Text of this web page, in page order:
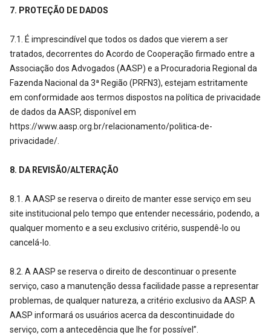
7. PROTEÇÃO DE DADOS
7.1. É imprescindível que todos os dados que vierem a ser
tratados, decorrentes do Acordo de Cooperação firmado entre a
Associação dos Advogados (AASP) e a Procuradoria Regional da
Fazenda Nacional da 3ª Região (PRFN3), estejam estritamente
em conformidade aos termos dispostos na política de privacidade
de dados da AASP, disponível em
https://www.aasp.org.br/relacionamento/politica-de-
privacidade/.
8. DA REVISÃO/ALTERAÇÃO
8.1. A AASP se reserva o direito de manter esse serviço em seu
site institucional pelo tempo que entender necessário, podendo, a
qualquer momento e a seu exclusivo critério, suspendê-lo ou
cancelá-lo.
8.2. A AASP se reserva o direito de descontinuar o presente
serviço, caso a manutenção dessa facilidade passe a representar
problemas, de qualquer natureza, a critério exclusivo da AASP. A
AASP informará os usuários acerca da descontinuidade do
serviço, com a antecedência que lhe for possível”.